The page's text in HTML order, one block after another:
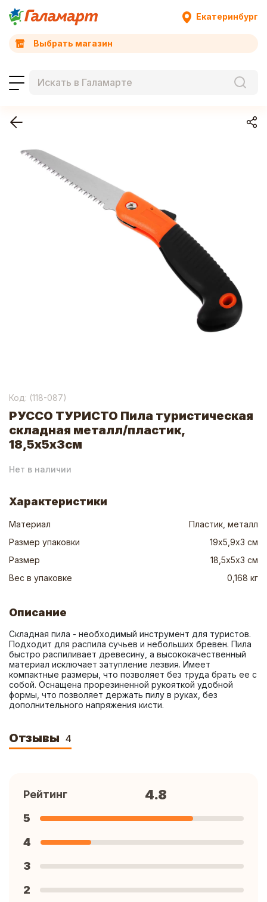
Екатеринбург
Выбрать магазин
Код: (118-087)
РУССО ТУРИСТО Пила туристическая
складная металл/пластик,
18,5х5х3см
Нет в наличии
Характеристики
Материал
Пластик, металл
Размер упаковки
19х5,9х3 см
Размер
18,5х5х3 см
Вес в упаковке
0,168 кг
Описание
Складная пила - необходимый инструмент для туристов.
Подходит для распила сучьев и небольших бревен. Пила
быстро распиливает древесину, а высококачественный
материал исключает затупление лезвия. Имеет
компактные размеры, что позволяет без труда брать ее с
собой. Оснащена прорезиненной рукояткой удобной
формы, что позволяет держать пилу в руках, без
дополнительного напряжения кисти.
Отзывы 4
Рейтинг 4.8
5
4
3
2